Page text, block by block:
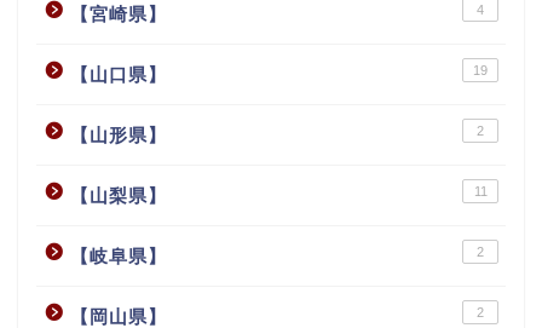
【宮崎県】 4
【山口県】 19
【山形県】 2
【山梨県】 11
【岐阜県】 2
【岡山県】 2